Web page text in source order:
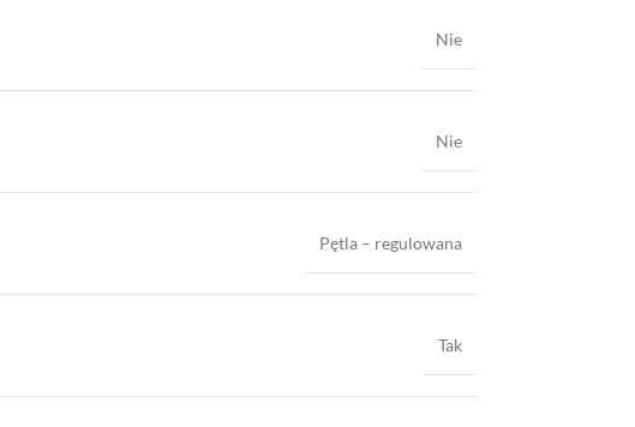
Nie
Nie
Pętla – regulowana
Tak